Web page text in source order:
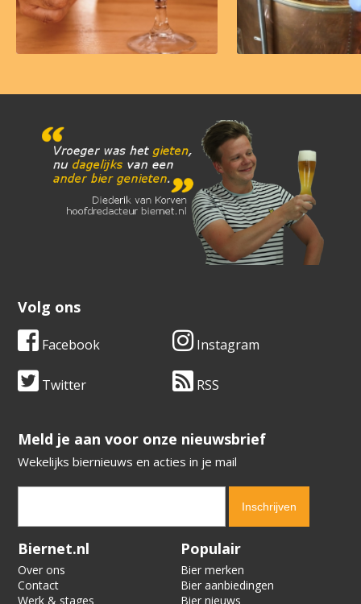
Volg ons
Facebook Instagram
Twitter RSS
​​​​​​​Meld je aan voor onze nieuwsbrief
Wekelijks biernieuws en acties in je mail
Verification code:
Biernet.nl
Over ons
Contact
Werk & stages
Populair
Bier merken
Bier aanbiedingen
Bier nieuws